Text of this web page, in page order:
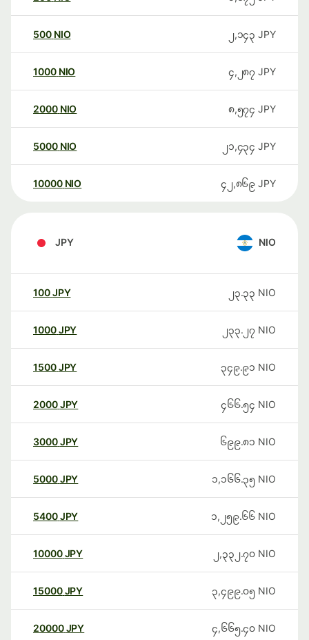
500 NIO ၂,၁၄၃ JPY
1000 NIO ၄,၂၈၇ JPY
2000 NIO ၈,၅၇၄ JPY
5000 NIO ၂၁,၄၃၄ JPY
10000 NIO ၄၂,၈၆၉ JPY
JPY NIO
100JPY ၂၃.၃၃ NIO
1000JPY ၂၃၃.၂၇ NIO
1500JPY ၃၄၉.၉၁ NIO
2000JPY ၄၆၆.၅၄ NIO
3000JPY ၆၉၉.၈၁ NIO
5000JPY ၁,၁၆၆.၃၅ NIO
5400JPY ၁,၂၅၉.၆၆ NIO
10000 JPY ၂,၃၃၂.၇၀ NIO
15000 JPY ၃,၄၉၉.၀၅ NIO
20000 JPY ၄,၆၆၅.၄၀ NIO